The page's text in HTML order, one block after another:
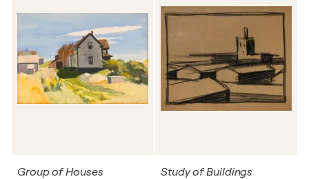
Group of Houses Study of Buildings